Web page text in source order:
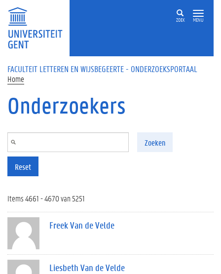
Overslaan en naar de inhoud gaan
ZOEK MENU
FACULTEIT LETTEREN EN WIJSBEGEERTE - ONDERZOEKSPORTAAL
Home
Onderzoekers
Zoeken
Reset
Items 4661 - 4670 van 5251
Freek Van de Velde
Liesbeth Van de Velde